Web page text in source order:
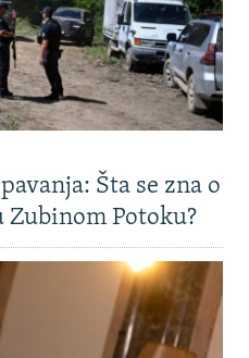
Šta se zna o
Potoku?